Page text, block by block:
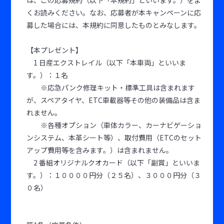
くお読みください。なお、応募者が本キャンペーンに応
募した場合には、本規約に同意したものとみなします。
【本プレゼント】
1 日産エクストレイル（以下「本車両」といいま
す。）：１名
※応急パンク修理キット・標準工具は含まれます
が、スペアタイヤ、ETC車載器等その他の装備品は含ま
れません。
※各種オプション（車体カラー、カーナビゲーショ
ンシステム、本革シート等）、取付費用（ETCのセット
アップ費用等を含みます。）は含まれません。
2 番組オリジナルクオカード（以下「副賞」といいま
す。）：１００００円分（２５名）、３０００円分（３
０名）